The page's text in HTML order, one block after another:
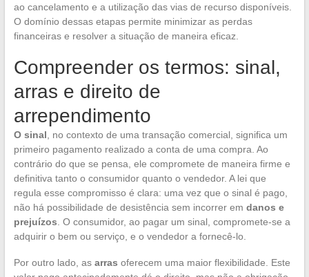
ao cancelamento e a utilização das vias de recurso disponíveis.
O domínio dessas etapas permite minimizar as perdas
financeiras e resolver a situação de maneira eficaz.
Compreender os termos: sinal,
arras e direito de
arrependimento
O sinal , no contexto de uma transação comercial, significa um
primeiro pagamento realizado a conta de uma compra. Ao
contrário do que se pensa, ele compromete de maneira firme e
definitiva tanto o consumidor quanto o vendedor. A lei que
regula esse compromisso é clara: uma vez que o sinal é pago,
não há possibilidade de desistência sem incorrer em danos e
prejuízos . O consumidor, ao pagar um sinal, compromete-se a
adquirir o bem ou serviço, e o vendedor a fornecê-lo.
Por outro lado, as arras oferecem uma maior flexibilidade. Este